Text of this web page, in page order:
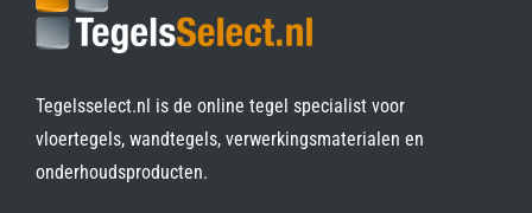
Tegelsselect.nl is de online tegel specialist voor
vloertegels, wandtegels, verwerkingsmaterialen en
onderhoudsproducten.